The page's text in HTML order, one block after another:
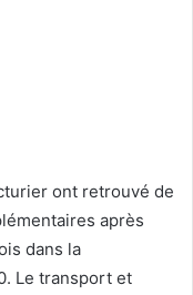
ont retrouvé de
après
dans la
Le transport et